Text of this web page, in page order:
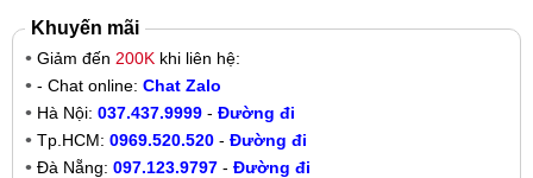
Khuyến mãi
Giảm đến 200K khi liên hệ:
- Chat online: Chat Zalo
Hà Nội: 037.437.9999 - Đường đi
Tp.HCM: 0969.520.520 - Đường đi
Đà Nẵng: 097.123.9797 - Đường đi